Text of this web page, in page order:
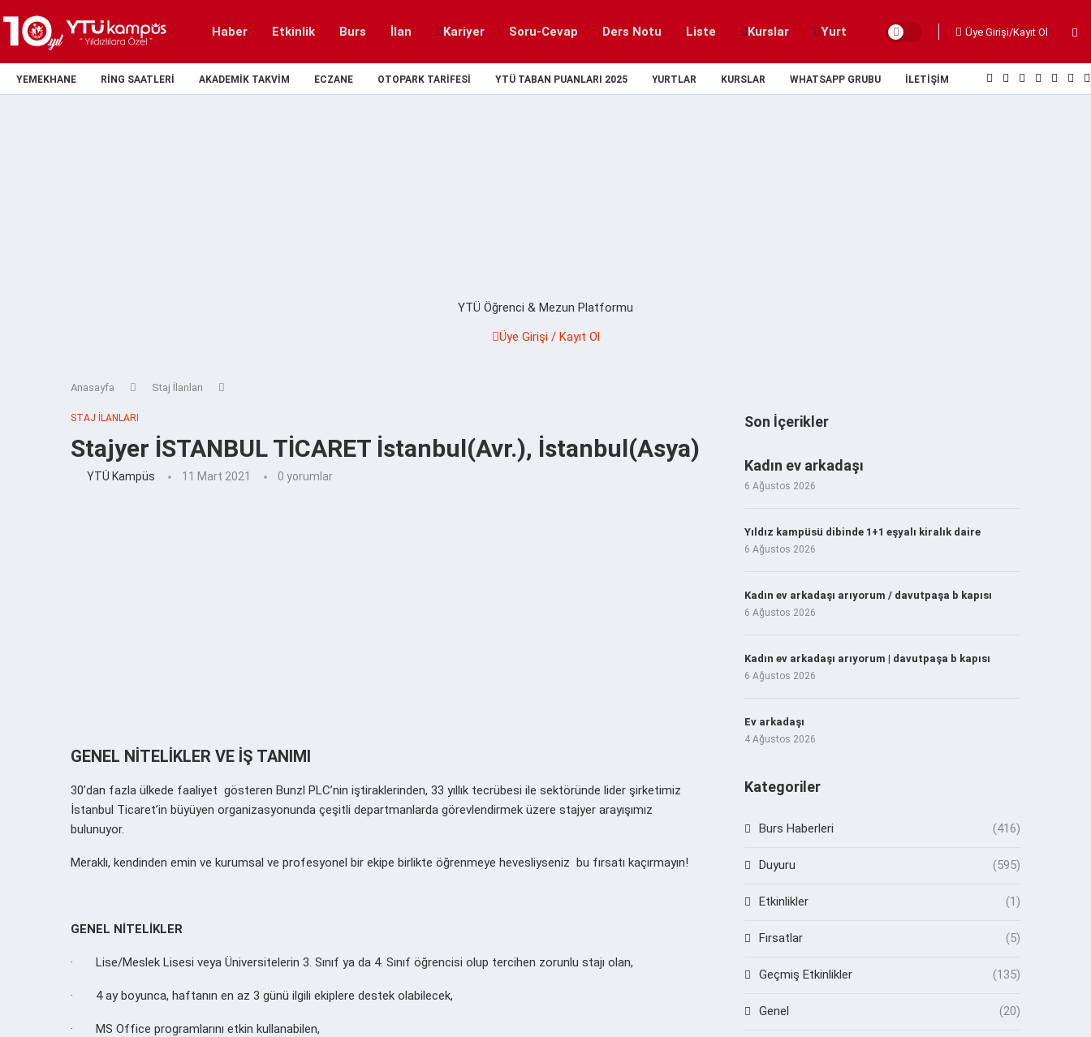
Haber Etkinlik Burs İlan Kariyer Soru-Cevap Ders Notu Liste Kurslar Yurt Üye Girişi/Kayıt Ol
YEMEKHANE RING SAATLERI AKADEMIK TAKVIM ECZANE OTOPARK TARIFESI YTÜ TABAN PUANLARI 2025 YURTLAR KURSLAR WHATSAPP GRUBU İLETIŞIM
YTÜ Öğrenci & Mezun Platformu
Üye Girişi / Kayıt Ol
Anasayfa Staj İlanları
STAJ İLANLARI
Stajyer İSTANBUL TİCARET İstanbul(Avr.), İstanbul(Asya)
YTÜ Kampüs 11 Mart 2021 0 yorumlar
GENEL NİTELİKLER VE İŞ TANIMI
30’dan fazla ülkede faaliyet gösteren Bunzl PLC’nin iştiraklerinden, 33 yıllık tecrübesi ile sektöründe lider şirketimiz
İstanbul Ticaret’in büyüyen organizasyonunda çeşitli departmanlarda görevlendirmek üzere stajyer arayışımız
bulunuyor.
Meraklı, kendinden emin ve kurumsal ve profesyonel bir ekipe birlikte öğrenmeye hevesliyseniz bu fırsatı kaçırmayın!
GENEL NİTELİKLER
· Lise/Meslek Lisesi veya Üniversitelerin 3. Sınıf ya da 4. Sınıf öğrencisi olup tercihen zorunlu stajı olan,
· 4 ay boyunca, haftanın en az 3 günü ilgili ekiplere destek olabilecek,
· MS Office programlarını etkin kullanabilen,
Son İçerikler
Kadın ev arkadaşı
6 Ağustos 2026
Yıldız kampüsü dibinde 1+1 eşyalı kiralık daire
6 Ağustos 2026
Kadın ev arkadaşı arıyorum / davutpaşa b kapısı
6 Ağustos 2026
Kadın ev arkadaşı arıyorum | davutpaşa b kapısı
6 Ağustos 2026
Ev arkadaşı
4 Ağustos 2026
Kategoriler
Burs Haberleri (416)
Duyuru (595)
Etkinlikler (1)
Fırsatlar (5)
Geçmiş Etkinlikler (135)
Genel (20)